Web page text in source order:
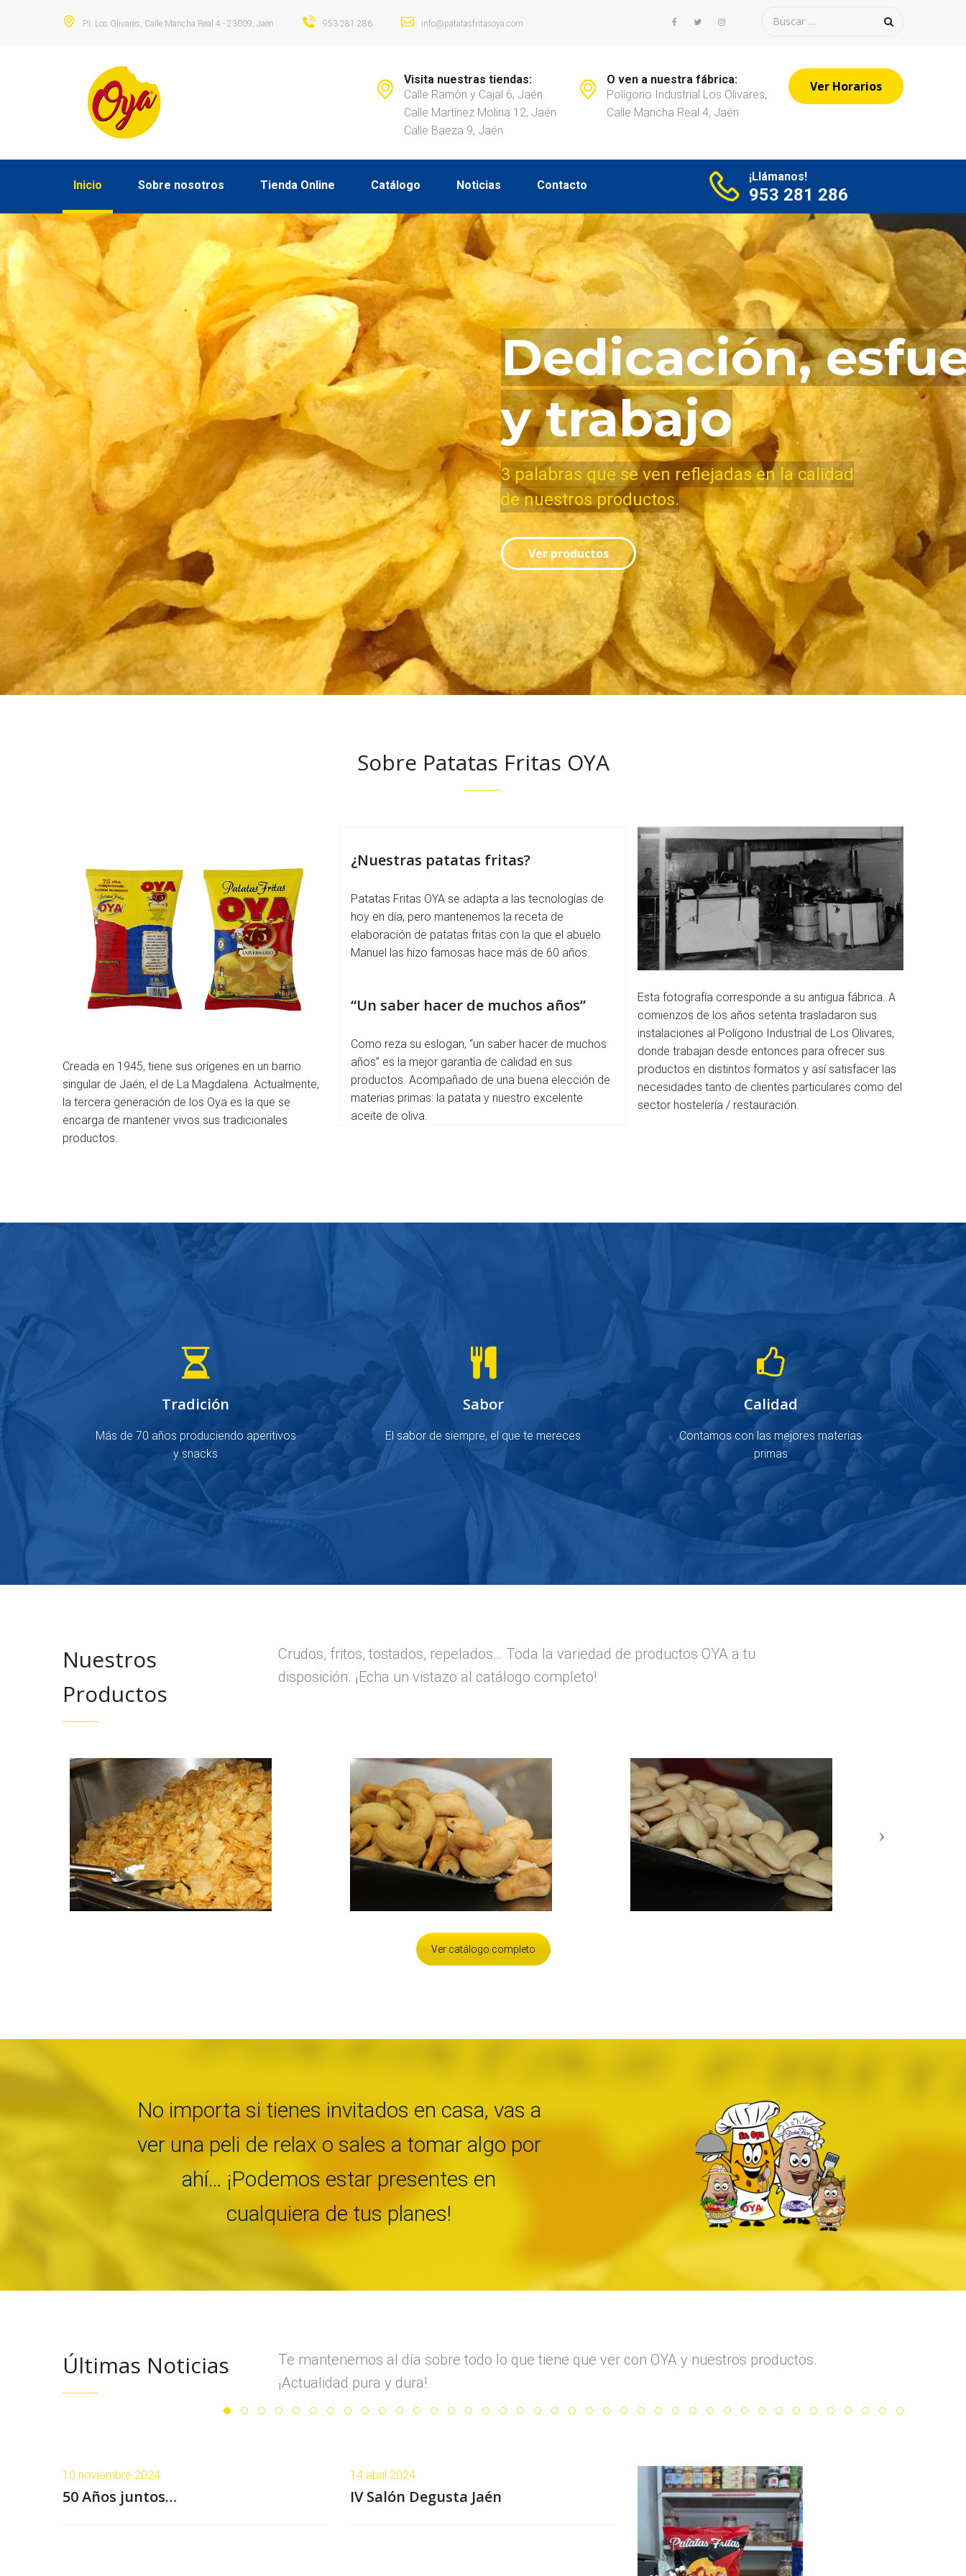
P.I. Los Olivares, Calle Mancha Real 4 - 23009, Jaén 953 281 286 info@patatasfritasoya.com
Visita nuestras tiendas:
Calle Ramón y Cajal 6, Jaén
Calle Martínez Molina 12, Jaén
Calle Baeza 9, Jaén
O ven a nuestra fábrica:
Polígono Industrial Los Olivares,
Calle Mancha Real 4, Jaén
Ver Horarios
Inicio Sobre nosotros Tienda Online Catálogo Noticias Contacto
¡Llámanos!
953 281 286
Dedicación,
y trabajo
3 palabras que se ven reflejadas en la calidad
de nuestros productos.
Ver productos
Sobre Patatas Fritas OYA
Creada en 1945, tiene sus orígenes en un barrio
singular de Jaén, el de La Magdalena. Actualmente,
la tercera generación de los Oya es la que se
encarga de mantener vivos sus tradicionales
productos.
¿Nuestras patatas fritas?
Patatas Fritas OYA se adapta a las tecnologías de
hoy en día, pero mantenemos la receta de
elaboración de patatas fritas con la que el abuelo
Manuel las hizo famosas hace más de 60 años.
“Un saber hacer de muchos años”
Como reza su eslogan, “un saber hacer de muchos
años” es la mejor garantía de calidad en sus
productos. Acompañado de una buena elección de
materias primas: la patata y nuestro excelente
aceite de oliva.
Esta fotografía corresponde a su antigua fábrica. A
comienzos de los años setenta trasladaron sus
instalaciones al Polígono Industrial de Los Olivares,
donde trabajan desde entonces para ofrecer sus
productos en distintos formatos y así satisfacer las
necesidades tanto de clientes particulares como del
sector hostelería / restauración.
Tradición
Más de 70 años produciendo aperitivos
y snacks
Sabor
El sabor de siempre, el que te mereces
Calidad
Contamos con las mejores materias
primas
Nuestros
Productos
Crudos, fritos, tostados, repelados… Toda la variedad de productos OYA a tu
disposición. ¡Echa un vistazo al catálogo completo!
Ver catálogo completo
No importa si tienes invitados en casa, vas a
ver una peli de relax o sales a tomar algo por
ahí… ¡Podemos estar presentes en
cualquiera de tus planes!
Últimas Noticias
Te mantenemos al día sobre todo lo que tiene que ver con OYA y nuestros productos.
¡Actualidad pura y dura!
10 noviembre 2024
50 Años juntos…
14 abril 2024
IV Salón Degusta Jaén